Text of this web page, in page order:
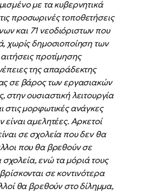
με τα κυβερνητικά
προσωρινές τοποθετήσεις
και 71 νεοδιόριστων που
χωρίς δημοσιοποίηση των
προτίμησης
της απαράδεκτης
σε βάρος των εργασιακών
στην ουσιαστική λειτουργία
στις μορφωτικές ανάγκες
αμελητέες. Αρκετοί
σε σχολεία που δεν θα
που θα βρεθούν σε
ενώ τα μόριά τους
σε κοντινότερα
θα βρεθούν στο δίλημμα,